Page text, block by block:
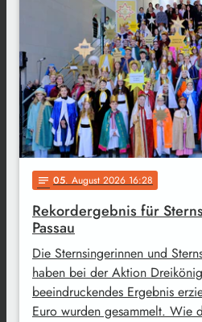
notes 05. August 2026 16:28
Rekordergebnis für
Passau
Die Sternsingerinnen und
haben bei der Aktion
beeindruckendes Ergebnis
Euro wurden gesammelt. Wie